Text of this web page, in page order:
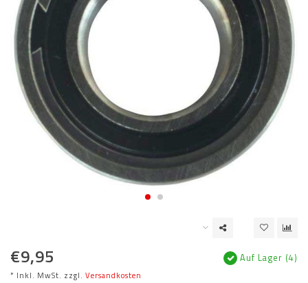
€9,95
* Inkl. MwSt. zzgl. Versandkosten
Auf Lager (4)